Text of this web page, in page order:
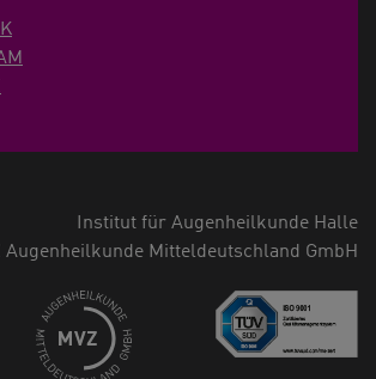
Institut für Augenheilkunde Halle
Augenheilkunde Mitteldeutschland GmbH